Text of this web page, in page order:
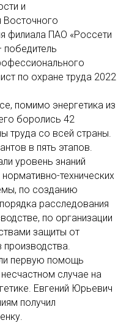
и
Восточного
филиала ПАО «Россети
победитель
по охране труда 2022
помимо энергетика из
боролись 42
труда со всей страны.
в пять этапов.
уровень знаний
технических
по созданию
расследования
по организации
защиты от
первую помощь
случае на
Евгений Юрьевич
получил